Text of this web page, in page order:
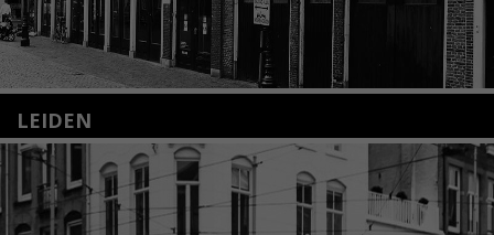
LEIDEN
Nieuwstraat 35
2312 KA Leiden
+31(0)71 – 52 84 480
info@kunsthuisleiden.nl